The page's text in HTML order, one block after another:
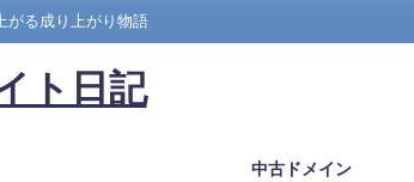
がる成り上がり物語
ト日記
中古ドメイン